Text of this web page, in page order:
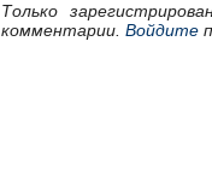
Только
комментарии. Войдите